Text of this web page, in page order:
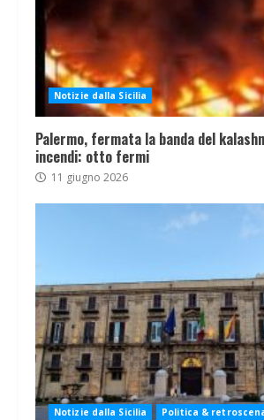
Notizie dalla Sicilia
Palermo, fermata la banda del
incendi: otto fermi
11 giugno 2026
Notizie dalla Sicilia Politica &